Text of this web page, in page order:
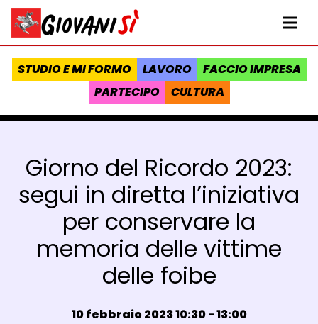
Vai al contenuto
Homepage Giovanisì - Progetto della Regione Toscana
STUDIO E MI FORMO LAVORO
FACCIO IMPRESA
PARTECIPO
CULTURA
Giorno del Ricordo 2023:
segui in diretta l’iniziativa
per conservare la
memoria delle vittime
delle foibe
Data e ora:
10 febbraio 2023 10:30 - 13:00